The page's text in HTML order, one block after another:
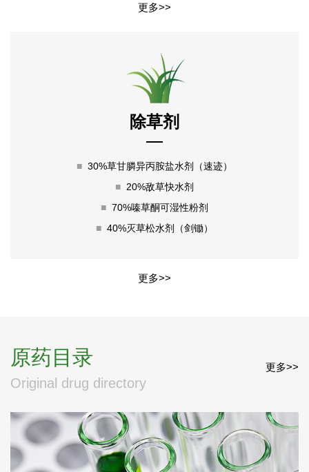
更多>>
除草剂
■ 30%草甘膦异丙胺盐水剂（速迹）
■ 20%敌草快水剂
■ 70%嗪草酮可湿性粉剂
■ 40%灭草松水剂（剑锄）
更多>>
原药目录
Original drug directory
更多>>